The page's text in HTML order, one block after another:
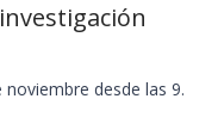
desde las 9.